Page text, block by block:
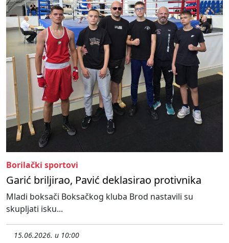
Borilački sportovi
Garić briljirao, Pavić deklasirao protivnika
Mladi boksači Boksačkog kluba Brod nastavili su
skupljati isku...
15.06.2026. u 10:00